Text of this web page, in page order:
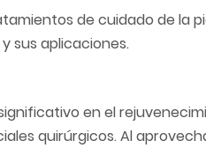
de cuidado de la
sus aplicaciones.
en el
quirúrgicos. Al